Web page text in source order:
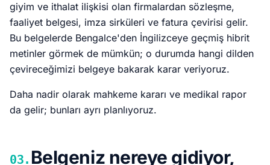
giyim ve ithalat ilişkisi olan firmalardan sözleşme,
faaliyet belgesi, imza sirküleri ve fatura çevirisi gelir.
Bu belgelerde Bengalce'den İngilizceye geçmiş hibrit
metinler görmek de mümkün; o durumda hangi dilden
çevireceğimizi belgeye bakarak karar veriyoruz.
Daha nadir olarak mahkeme kararı ve medikal rapor
da gelir; bunları ayrı planlıyoruz.
03. Belgeniz nereye gidiyor,